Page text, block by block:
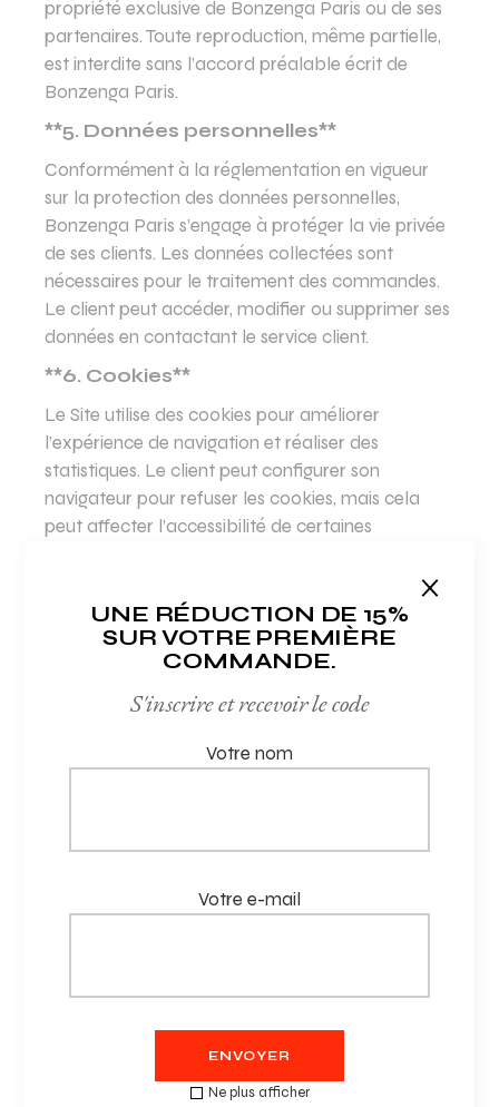
propriété exclusive de Bonzenga Paris ou de ses
partenaires. Toute reproduction, même partielle,
est interdite sans l’accord préalable écrit de
Bonzenga Paris.
**5. Données personnelles**
Conformément à la réglementation en vigueur
sur la protection des données personnelles,
Bonzenga Paris s’engage à protéger la vie privée
de ses clients. Les données collectées sont
nécessaires pour le traitement des commandes.
Le client peut accéder, modifier ou supprimer ses
données en contactant le service client.
**6. Cookies**
Le Site utilise des cookies pour améliorer
l’expérience de navigation et réaliser des
statistiques. Le client peut configurer son
navigateur pour refuser les cookies, mais cela
peut affecter l’accessibilité de certaines
Le Site peut contenir des liens vers d’autres sites.
Bonzenga Paris n’est pas responsable du
responsabilité quant aux informations qu’ils
pourraient contenir.
droit français. En cas de litige, le client peut saisir
utilisateurs du Site sont invités à consulter
régulièrement cette page pour prendre
UNE RÉDUCTION DE 15%
SUR VOTRE PREMIÈRE
COMMANDE.
S'inscrire et recevoir le code
Votre nom
Votre e-mail
ENVOYER
Ne plus afficher